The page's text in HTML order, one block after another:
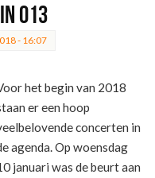
013
- 16:07
het begin van 2018
er een hoop
concerten in
agenda. Op woensdag
januari was de beurt aan